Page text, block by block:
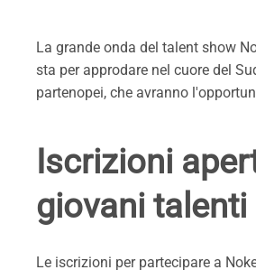
La grande onda del talent show
sta per approdare nel cuore del
partenopei, che avranno
Iscrizioni
giovani
Le iscrizioni per partecipare a